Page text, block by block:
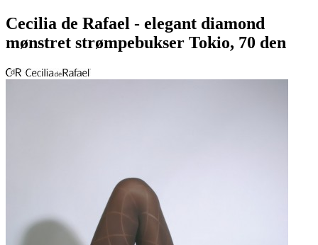
Cecilia de Rafael - elegant diamond
mønstret strømpebukser Tokio, 70 den